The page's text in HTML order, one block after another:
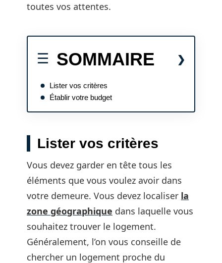
toutes vos attentes.
SOMMAIRE
Lister vos critères
Établir votre budget
Lister vos critères
Vous devez garder en tête tous les
éléments que vous voulez avoir dans
votre demeure. Vous devez localiser la
zone géographique dans laquelle vous
souhaitez trouver le logement.
Généralement, l’on vous conseille de
chercher un logement proche du